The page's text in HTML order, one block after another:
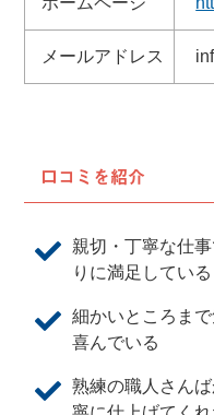
メールアドレス
口コミを紹介
親切・丁寧な仕
りに満足している
細かいところま
喜んでいる
熟練の職人さん